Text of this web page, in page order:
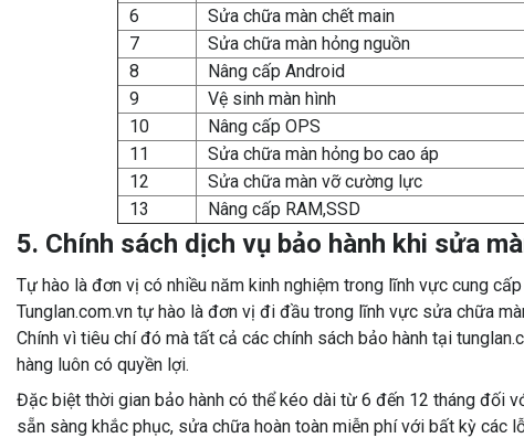
6
Sửa chữa màn chết main
7
Sửa chữa màn hỏng nguồn
8
Nâng cấp Android
9
Vệ sinh màn hình
10
Nâng cấp OPS
11
Sửa chữa màn hỏng bo cao áp
12
Sửa chữa màn vỡ cường lực
13
Nâng cấp RAM,SSD
5. Chính sách dịch vụ bảo hành khi sửa
Tự hào là đơn vị có nhiều năm kinh nghiệm trong lĩnh vực cung
Tunglan.com.vn tự hào là đơn vị đi đầu trong lĩnh vực sửa chữa
Chính vì tiêu chí đó mà tất cả các chính sách bảo hành tại
hàng luôn có quyền lợi.
Đặc biệt thời gian bảo hành có thể kéo dài từ 6 đến 12 tháng đối
sẵn sàng khắc phục, sửa chữa hoàn toàn miễn phí với bất kỳ các